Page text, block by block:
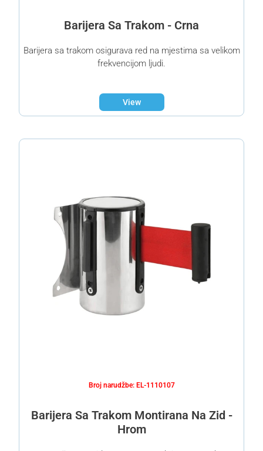
Barijera Sa Trakom - Crna
Barijera sa trakom osigurava red na mjestima sa velikom
frekvencijom ljudi.
View
Broj narudžbe: EL-1110107
Barijera Sa Trakom Montirana Na Zid -
Hrom